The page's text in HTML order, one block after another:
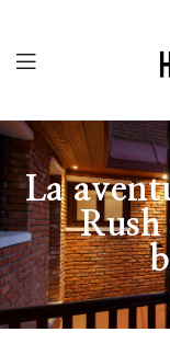
Menu
La
Rush